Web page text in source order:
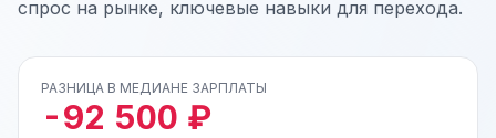
спрос на рынке, ключевые навыки для перехода.
РАЗНИЦА В МЕДИАНЕ ЗАРПЛАТЫ
-92 500 ₽